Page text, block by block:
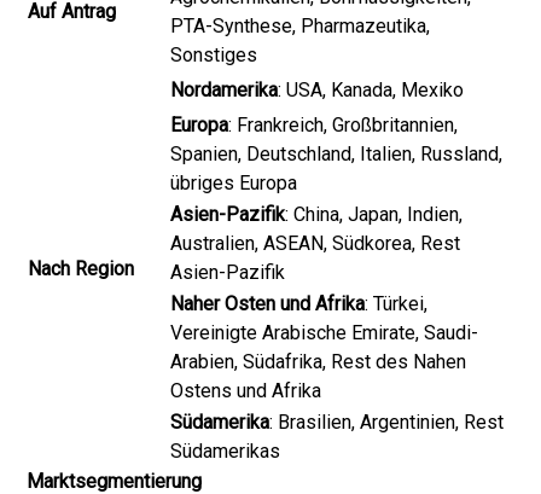
Auf Antrag
PTA-Synthese, Pharmazeutika,
Sonstiges
Nach Region
Nordamerika: USA, Kanada, Mexiko
Europa: Frankreich, Großbritannien,
Spanien, Deutschland, Italien, Russland,
übriges Europa
Asien-Pazifik: China, Japan, Indien,
Australien, ASEAN, Südkorea, Rest
Asien-Pazifik
Naher Osten und Afrika: Türkei,
Vereinigte Arabische Emirate, Saudi-
Arabien, Südafrika, Rest des Nahen
Ostens und Afrika
Südamerika: Brasilien, Argentinien, Rest
Südamerikas
Marktsegmentierung